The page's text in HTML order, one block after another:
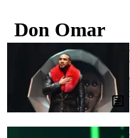
Don Omar